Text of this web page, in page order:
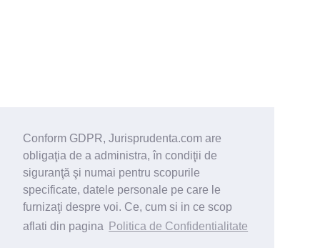
Conform GDPR, Jurisprudenta.com are
obligaţia de a administra, în condiţii de
siguranţă şi numai pentru scopurile
specificate, datele personale pe care le
furnizaţi despre voi. Ce, cum si in ce scop
aflati din pagina
Politica de Confidentialitate